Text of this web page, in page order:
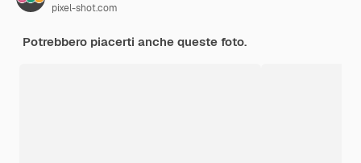
pixel-shot.com
Potrebbero piacerti anche queste foto.